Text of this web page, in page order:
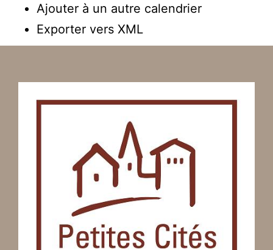
Ajouter à un autre calendrier
Exporter vers XML